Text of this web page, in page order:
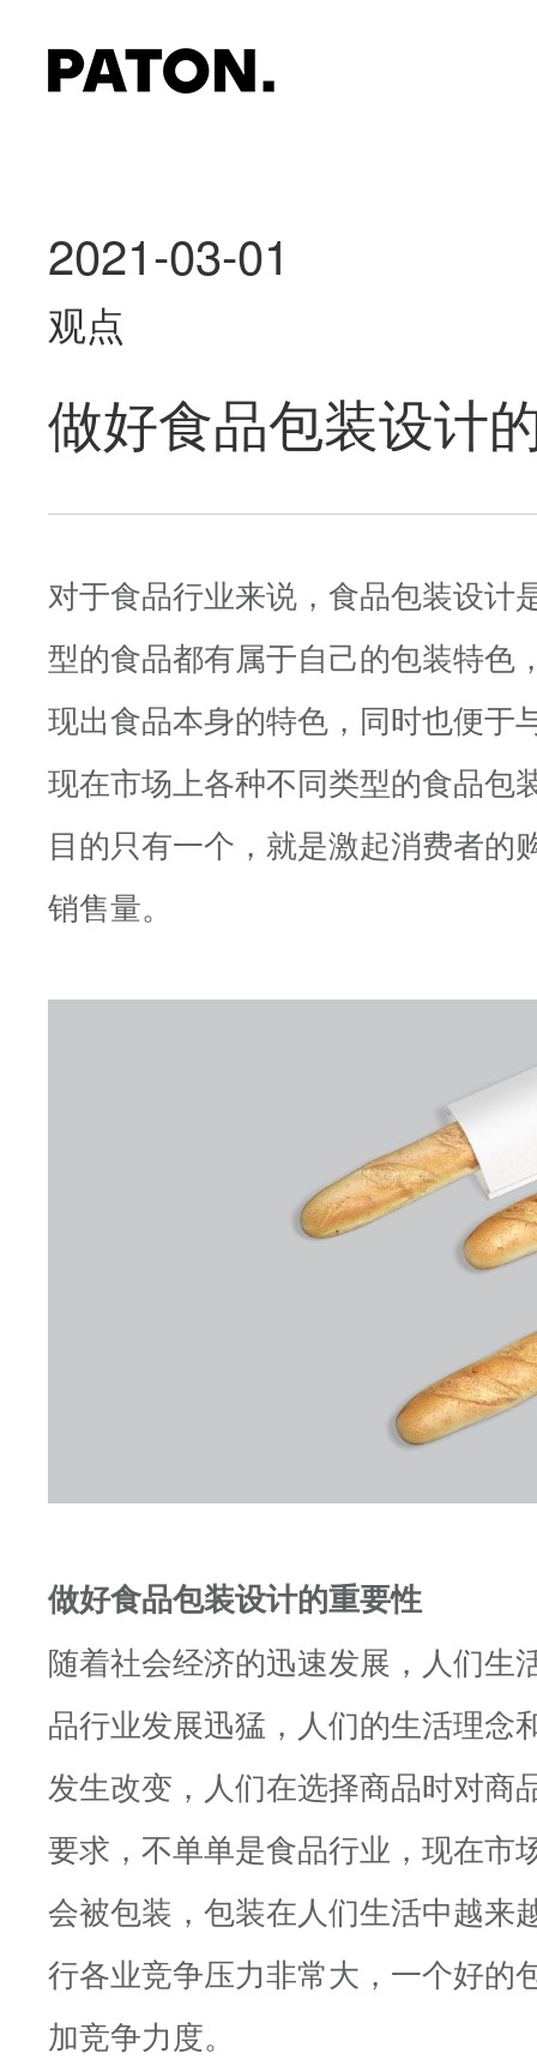
2021-03-01
观点
做好食品包装设计
对于食品行业来说，食品包装设计
型的食品都有属于自己的包装特色
现出食品本身的特色，同时也便于
现在市场上各种不同类型的食品包
目的只有一个，就是激起消费者的
销售量。
做好食品包装设计的重要性
随着社会经济的迅速发展，人们生
品行业发展迅猛，人们的生活理念
发生改变，人们在选择商品时对商
要求，不单单是食品行业，现在市
会被包装，包装在人们生活中越来
行各业竞争压力非常大，一个好的
加竞争力度。